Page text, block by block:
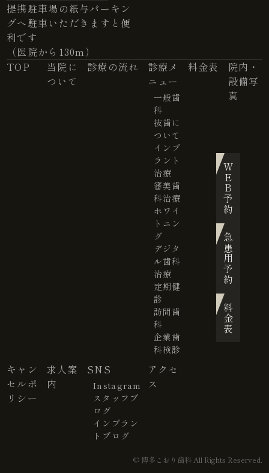
WEB予約
急患用予約
料金表
提携駐車場の紙与パーキン
グへ駐車いただきますと便
利です
（医院から130m）
TOP
当院に
ついて
診療の流れ
診療メ
ニュー
一般歯
科
抜歯に
ついて
インプ
ラント
治療
審美歯
科治療
ホワイ
トニン
グ
デジタ
ル歯科
治療
定期健
診
訪問歯
科
企業歯
科検診
料金表
院内・
設備写
真
キャン
セルポ
リシー
求人案
内
SNS
Instagram
スタッフブ
ログ
インプラン
トブログ
アクセ
ス
© 博多こおり歯科 All Rights Reserved.